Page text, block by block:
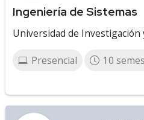
Ingeniería de Sistemas
Universidad de Investigación
Presencial 10